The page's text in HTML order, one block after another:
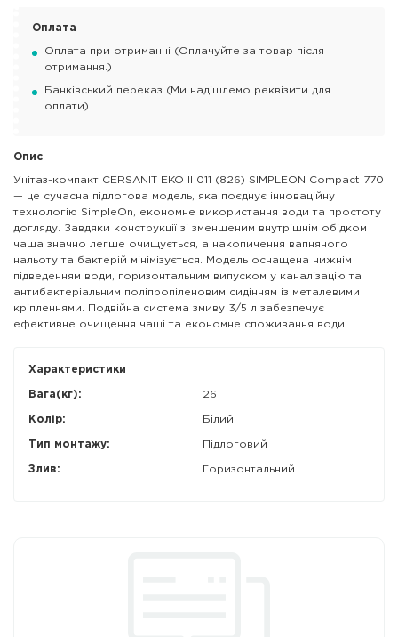
Оплата
Оплата при отриманні (Оплачуйте за товар після
отримання.)
Банківський переказ (Ми надішлемо реквізити для
оплати)
Опис
Унітаз-компакт CERSANIT EKO II 011 (826) SIMPLEON Compact 770
— це сучасна підлогова модель, яка поєднує інноваційну
технологію SimpleOn, економне використання води та простоту
догляду. Завдяки конструкції зі зменшеним внутрішнім обідком
чаша значно легше очищується, а накопичення вапняного
нальоту та бактерій мінімізується. Модель оснащена нижнім
підведенням води, горизонтальним випуском у каналізацію та
антибактеріальним поліпропіленовим сидінням із металевими
кріпленнями. Подвійна система змиву 3/5 л забезпечує
ефективне очищення чаші та економне споживання води.
Характеристики
Вага(кг): 26
Колір: Білий
Тип монтажу: Підлоговий
Злив: Горизонтальний